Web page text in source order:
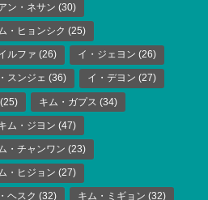
ン・ネサン (30)
・ヒョンシク (25)
ルファ (26) イ・ジェヨン (26)
スンジェ (36) イ・デヨン (27)
(25) キム・ガプス (34)
ム・ジヨン (47)
・チャンワン (23)
・ヒジョン (27)
ヘスク (32) キム・ミギョン (32)